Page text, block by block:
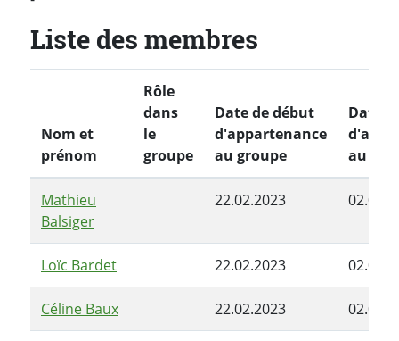
Liste des membres
Nom et
prénom
Rôle
dans
le
groupe
Date de début
d'appartenance
au groupe
Date
au
Mathieu
Balsiger
22.02.2023
Loïc Bardet 22.02.2023
Céline Baux 22.02.2023